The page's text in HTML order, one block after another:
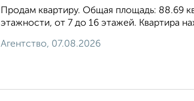
Продам квартиру. Общая площадь: 88.69
этажности, от 7 до 16 этажей. Квартира
Агентство, 07.08.2026